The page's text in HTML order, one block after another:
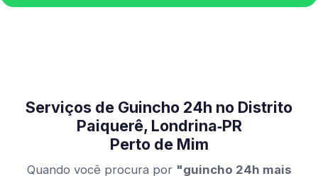
Serviços de Guincho 24h no Distrito
Paiquerê, Londrina‑PR
Perto de Mim
Quando você procura por "guincho 24h mais